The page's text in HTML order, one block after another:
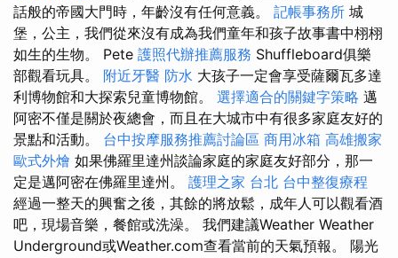
話般的帝國大門時，年齡沒有任何意義。 記帳事務所 城
堡，公主，我們從來沒有成為我們童年和孩子故事書中栩栩
如生的生物。 Pete 護照代辦推薦服務 Shuffleboard俱樂
部觀看玩具。 附近牙醫 防水 大孩子一定會享受薩爾瓦多達
利博物館和大探索兒童博物館。 選擇適合的關鍵字策略 邁
阿密不僅是關於夜總會，而且在大城市中有很多家庭友好的
景點和活動。 台中按摩服務推薦討論區 商用冰箱 高雄搬家
歐式外燴 如果佛羅里達州談論家庭的家庭友好部分，那一
定是邁阿密在佛羅里達州。 護理之家 台北 台中整復療程
經過一整天的興奮之後，其餘的將放鬆，成年人可以觀看酒
吧，現場音樂，餐館或洗澡。 我們建議Weather Weather
Underground或Weather.com查看當前的天氣預報。 陽光